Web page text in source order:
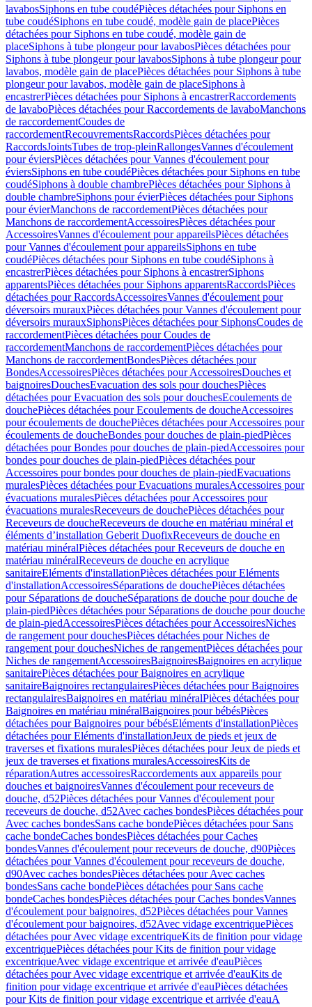
lavabosSiphons en tube coudéPièces détachées pour Siphons en
tube coudéSiphons en tube coudé, modèle gain de placePièces
détachées pour Siphons en tube coudé, modèle gain de
placeSiphons à tube plongeur pour lavabosPièces détachées pour
Siphons à tube plongeur pour lavabosSiphons à tube plongeur pour
lavabos, modèle gain de placePièces détachées pour Siphons à tube
plongeur pour lavabos, modèle gain de placeSiphons à
encastrerPièces détachées pour Siphons à encastrerRaccordements
de lavaboPièces détachées pour Raccordements de lavaboManchons
de raccordementCoudes de
raccordementRecouvrementsRaccordsPièces détachées pour
RaccordsJointsTubes de trop-pleinRallongesVannes d'écoulement
pour éviersPièces détachées pour Vannes d'écoulement pour
éviersSiphons en tube coudéPièces détachées pour Siphons en tube
coudéSiphons à double chambrePièces détachées pour Siphons à
double chambreSiphons pour évierPièces détachées pour Siphons
pour évierManchons de raccordementPièces détachées pour
Manchons de raccordementAccessoiresPièces détachées pour
AccessoiresVannes d'écoulement pour appareilsPièces détachées
pour Vannes d'écoulement pour appareilsSiphons en tube
coudéPièces détachées pour Siphons en tube coudéSiphons à
encastrerPièces détachées pour Siphons à encastrerSiphons
apparentsPièces détachées pour Siphons apparentsRaccordsPièces
détachées pour RaccordsAccessoiresVannes d'écoulement pour
déversoirs murauxPièces détachées pour Vannes d'écoulement pour
déversoirs murauxSiphonsPièces détachées pour SiphonsCoudes de
raccordementPièces détachées pour Coudes de
raccordementManchons de raccordementPièces détachées pour
Manchons de raccordementBondesPièces détachées pour
BondesAccessoiresPièces détachées pour AccessoiresDouches et
baignoiresDouchesEvacuation des sols pour douchesPièces
détachées pour Evacuation des sols pour douchesEcoulements de
douchePièces détachées pour Ecoulements de doucheAccessoires
pour écoulements de douchePièces détachées pour Accessoires pour
écoulements de doucheBondes pour douches de plain-piedPièces
détachées pour Bondes pour douches de plain-piedAccessoires pour
bondes pour douches de plain-piedPièces détachées pour
Accessoires pour bondes pour douches de plain-piedEvacuations
muralesPièces détachées pour Evacuations muralesAccessoires pour
évacuations muralesPièces détachées pour Accessoires pour
évacuations muralesReceveurs de douchePièces détachées pour
Receveurs de doucheReceveurs de douche en matériau minéral et
éléments d’installation Geberit DuofixReceveurs de douche en
matériau minéralPièces détachées pour Receveurs de douche en
matériau minéralReceveurs de douche en acrylique
sanitaireEléments d'installationPièces détachées pour Eléments
d'installationAccessoiresSéparations de douchePièces détachées
pour Séparations de doucheSéparations de douche pour douche de
plain-piedPièces détachées pour Séparations de douche pour douche
de plain-piedAccessoiresPièces détachées pour AccessoiresNiches
de rangement pour douchesPièces détachées pour Niches de
rangement pour douchesNiches de rangementPièces détachées pour
Niches de rangementAccessoiresBaignoiresBaignoires en acrylique
sanitairePièces détachées pour Baignoires en acrylique
sanitaireBaignoires rectangulairesPièces détachées pour Baignoires
rectangulairesBaignoires en matériau minéralPièces détachées pour
Baignoires en matériau minéralBaignoires pour bébésPièces
détachées pour Baignoires pour bébésEléments d'installationPièces
détachées pour Eléments d'installationJeux de pieds et jeux de
traverses et fixations muralesPièces détachées pour Jeux de pieds et
jeux de traverses et fixations muralesAccessoiresKits de
réparationAutres accessoiresRaccordements aux appareils pour
douches et baignoiresVannes d'écoulement pour receveurs de
douche, d52Pièces détachées pour Vannes d'écoulement pour
receveurs de douche, d52Avec caches bondesPièces détachées pour
Avec caches bondesSans cache bondePièces détachées pour Sans
cache bondeCaches bondesPièces détachées pour Caches
bondesVannes d'écoulement pour receveurs de douche, d90Pièces
détachées pour Vannes d'écoulement pour receveurs de douche,
d90Avec caches bondesPièces détachées pour Avec caches
bondesSans cache bondePièces détachées pour Sans cache
bondeCaches bondesPièces détachées pour Caches bondesVannes
d'écoulement pour baignoires, d52Pièces détachées pour Vannes
d'écoulement pour baignoires, d52Avec vidage excentriquePièces
détachées pour Avec vidage excentriqueKits de finition pour vidage
excentriquePièces détachées pour Kits de finition pour vidage
excentriqueAvec vidage excentrique et arrivée d'eauPièces
détachées pour Avec vidage excentrique et arrivée d'eauKits de
finition pour vidage excentrique et arrivée d'eauPièces détachées
pour Kits de finition pour vidage excentrique et arrivée d'eauA